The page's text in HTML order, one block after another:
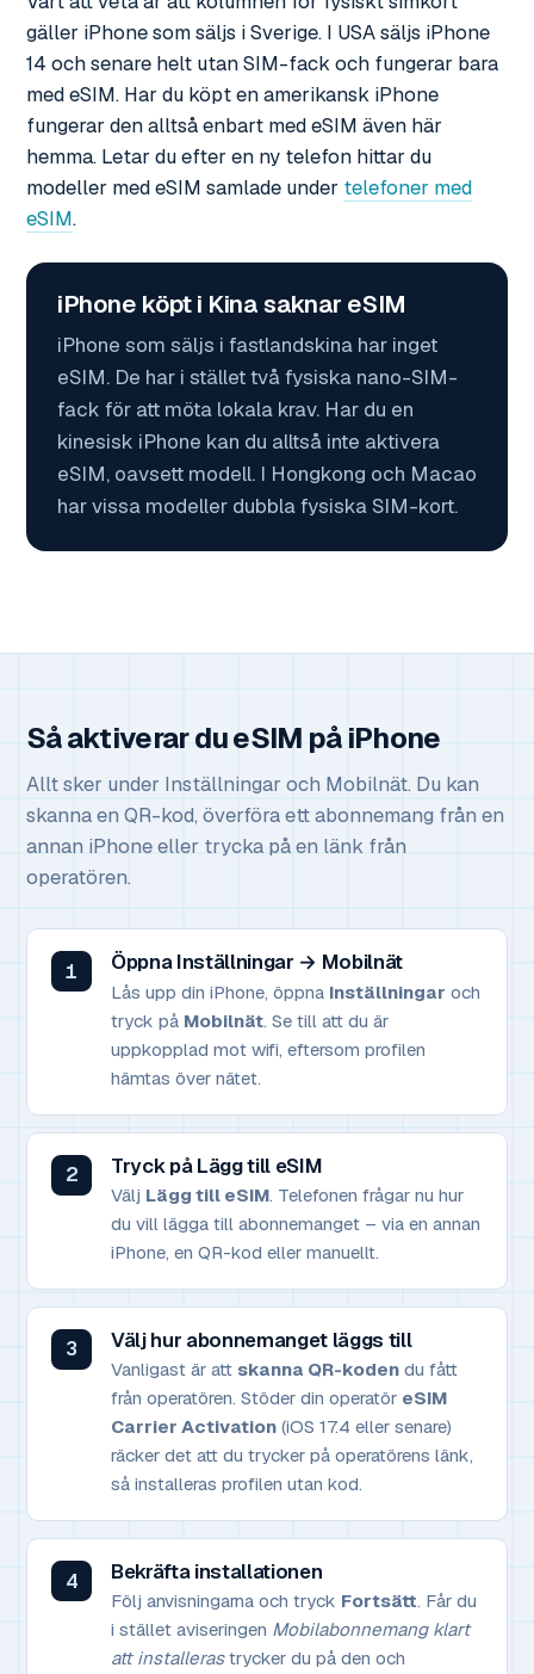
gäller iPhone som säljs i Sverige. I USA säljs iPhone
14 och senare helt utan SIM-fack och fungerar bara
med eSIM. Har du köpt en amerikansk iPhone
fungerar den alltså enbart med eSIM även här
hemma. Letar du efter en ny telefon hittar du
modeller med eSIM samlade under telefoner med
eSIM.
iPhone köpt i Kina saknar eSIM
iPhone som säljs i fastlandskina har inget
eSIM. De har i stället två fysiska nano-SIM-
fack för att möta lokala krav. Har du en
kinesisk iPhone kan du alltså inte aktivera
eSIM, oavsett modell. I Hongkong och Macao
har vissa modeller dubbla fysiska SIM-kort.
Så aktiverar du eSIM på iPhone
Allt sker under Inställningar och Mobilnät. Du kan
skanna en QR-kod, överföra ett abonnemang från en
annan iPhone eller trycka på en länk från
operatören.
Öppna Inställningar → Mobilnät
Lås upp din iPhone, öppna Inställningar och
tryck på Mobilnät. Se till att du är
uppkopplad mot wifi, eftersom profilen
hämtas över nätet.
Tryck på Lägg till eSIM
Välj Lägg till eSIM. Telefonen frågar nu hur
du vill lägga till abonnemanget – via en annan
iPhone, en QR-kod eller manuellt.
Välj hur abonnemanget läggs till
Vanligast är att skanna QR-koden du fått
från operatören. Stöder din operatör eSIM
Carrier Activation (iOS 17.4 eller senare)
räcker det att du trycker på operatörens länk,
så installeras profilen utan kod.
Bekräfta installationen
Följ anvisningarna och tryck Fortsätt. Får du
i stället aviseringen Mobilabonnemang klart
att installerastrycker du på den och